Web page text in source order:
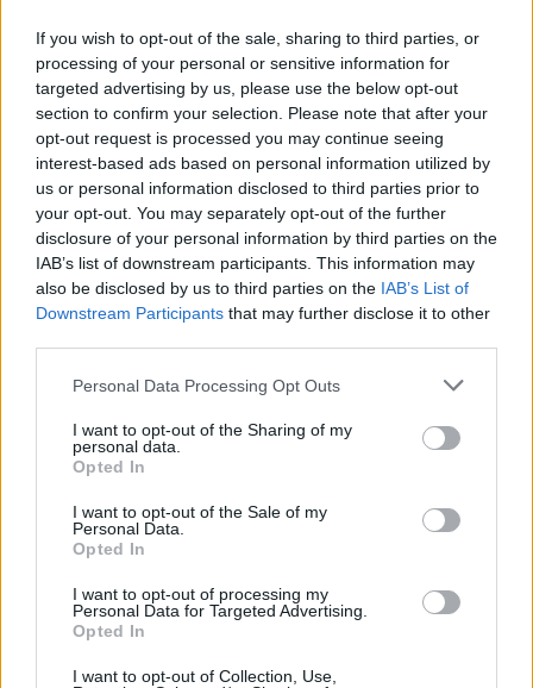
If you wish to opt-out of the sale, sharing to third parties, or
processing of your personal or sensitive information for
targeted advertising by us, please use the below opt-out
section to confirm your selection. Please note that after your
opt-out request is processed you may continue seeing
interest-based ads based on personal information utilized by
us or personal information disclosed to third parties prior to
your opt-out. You may separately opt-out of the further
disclosure of your personal information by third parties on the
IAB’s list of downstream participants. This information may
also be disclosed by us to third parties on the IAB’s List of
Downstream Participants that may further disclose it to other
Personal Data Processing Opt Outs
I want to opt-out of the Sharing of my
personal data.
Opted In
I want to opt-out of the Sale of my
Personal Data.
Opted In
I want to opt-out of processing my
Personal Data for Targeted Advertising.
Opted In
I want to opt-out of Collection, Use,
Летен хит во кујната: БРЗА И
ПРЕВКУСНА ПИТА СО ТИКВИЧКИ
СУФЛЕ ОД ЈАГОДИ ШТО ОСВОЈУВА
на прв залак!
НАЈЧИТАНИ ВО ПОСЛЕДНИ 7 ДЕНА
МАКЕДОНИЈА ИМА СВЕТСКА
на индиската претседателка
ИЗНОС ЗА К-15: Еве колку
пари ќе ви легнат на сметка
од 23 километри и ја дели
Газа на два дела
својата иднина